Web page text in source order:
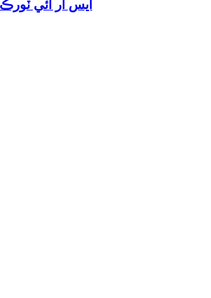
ايس آر آئي